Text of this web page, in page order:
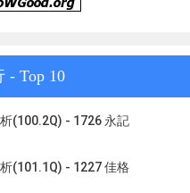
- Top 10
(100.2Q) - 1726 永記
(101.1Q) - 1227 佳格